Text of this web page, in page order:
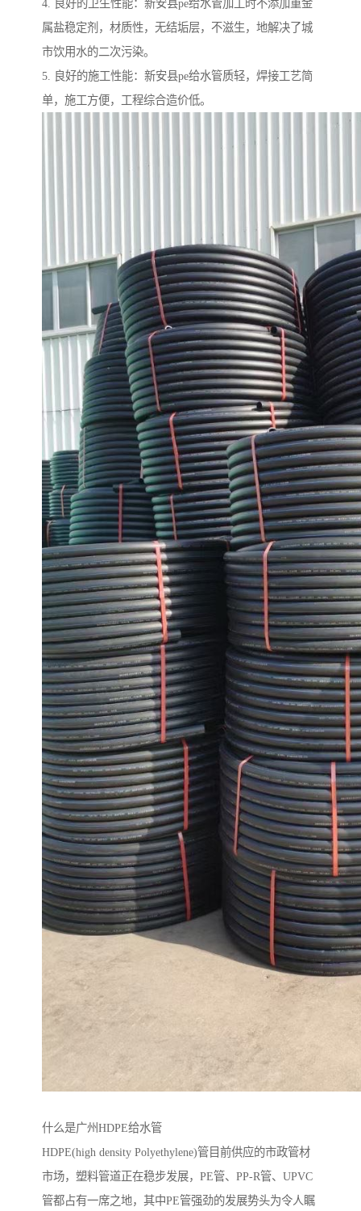
4. 良好的卫生性能：新安县pe给水管加工时不添加重金
属盐稳定剂，材质性，无结垢层，不滋生，地解决了城
市饮用水的二次污染。
5. 良好的施工性能：新安县pe给水管质轻，焊接工艺简
单，施工方便，工程综合造价低。
什么是广州HDPE给水管
HDPE(high density Polyethylene)管目前供应的市政管材
市场，塑料管道正在稳步发展，PE管、PP-R管、UPVC
管都占有一席之地，其中PE管强劲的发展势头为令人瞩